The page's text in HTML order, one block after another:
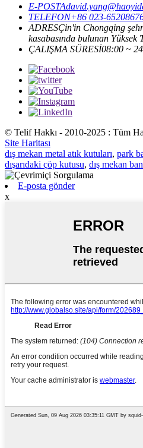
E-POSTA
TELEFON+86 023-
ADRESÇin'in Chongqing
kasabasında bulunan
ÇALIŞMA SÜRESİ08:00 ~
© Telif Hakkı - 2010-2025 : Tüm
Site Haritası
dış mekan metal atık kutuları, park
dışarıdaki çöp kutusu, dış mekan
E-posta gönder
x